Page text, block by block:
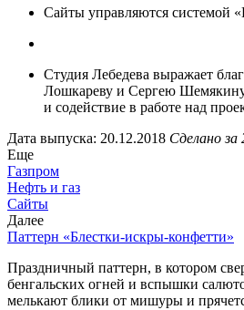
Сайты управляются системой
Студия Лебедева выражает
Лошкареву и Сергею
и содействие в работе над
Дата выпуска: 20.12.2018 Сделано за
Еще
Газпром
Нефть и газ
Сайты
Далее
Паттерн «Блестки-искры-конфетти»
Праздничный паттерн, в котором
бенгальских огней и вспышки
мелькают блики от мишуры и